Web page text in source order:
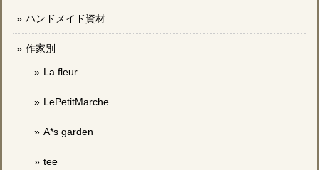
ハンドメイド資材
作家別
La fleur
LePetitMarche
A*s garden
tee